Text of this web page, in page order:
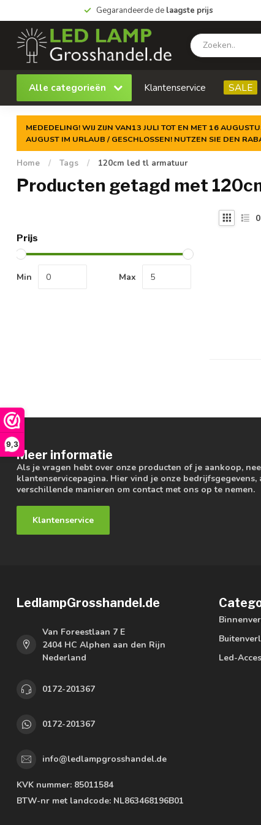
9,3
Gegarandeerde de laagste prijs
Alle categorieën Klantenservice SALE
MEDEDELING! WIJ ZIJN VAN13 JULI TOT EN MET 16
AUGUST IM URLAUB / GESCHLOSSEN! NUTZEN SIE DEN
Home / Tags / 120cm led tl armatuur
Producten getagd met
Prijs
Min Max
0
Meer informatie
Als je vragen hebt over onze producten of je aankoop,
klantenservicepagina. Hier vind je onze
verschillende manieren om contact met ons op te nemen.
Klantenservice
LedlampGrosshandel.de
Van Foreestlaan 7 E
2404 HC Alphen aan den Rijn
Nederland
0172-201367
0172-201367
info@ledlampgrosshandel.de
KVK nummer: 85011584
BTW-nr met landcode: NL863468196B01
Led-